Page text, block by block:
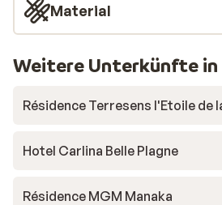
Material
Weitere Unterkünfte in
Résidence Terresens l'Etoile de
Hotel Carlina Belle Plagne
Résidence MGM Manaka